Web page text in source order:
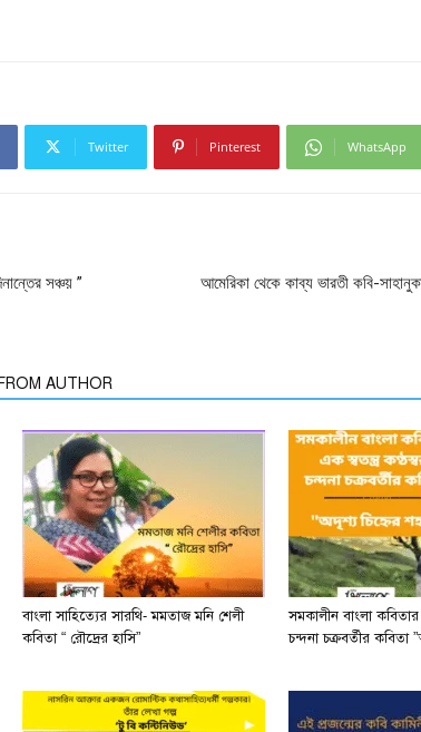
Twitter Pinterest WhatsApp
সঞ্চয় ”
আমেরিকা থেকে কাব্য ভারতী কবি-
AUTHOR
বাংলা সাহিত্যের সারথি- মমতাজ মনি শেলী
কবিতা “ রৌদ্রের হাসি”
সমকালীন বাংলা কবিতার
চন্দনা চক্রবর্তীর কবিতা